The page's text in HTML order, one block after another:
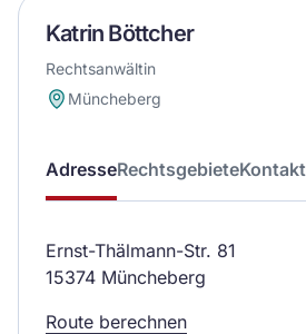
Katrin Böttcher
Rechtsanwältin
Müncheberg
AdresseRechtsgebieteKontakt
Ernst-Thälmann-Str. 81
15374 Müncheberg
Route berechnen